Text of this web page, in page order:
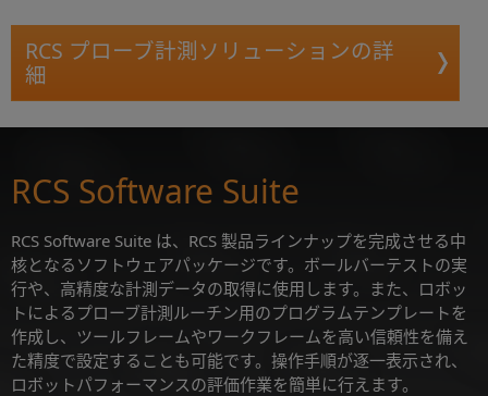
RCS プローブ計測ソリューションの詳
細
RCS Software Suite
RCS Software Suite は、RCS 製品ラインナップを完成させる中
核となるソフトウェアパッケージです。ボールバーテストの実
行や、高精度な計測データの取得に使用します。また、ロボッ
トによるプローブ計測ルーチン用のプログラムテンプレートを
作成し、ツールフレームやワークフレームを高い信頼性を備え
た精度で設定することも可能です。操作手順が逐一表示され、
ロボットパフォーマンスの評価作業を簡単に行えます。